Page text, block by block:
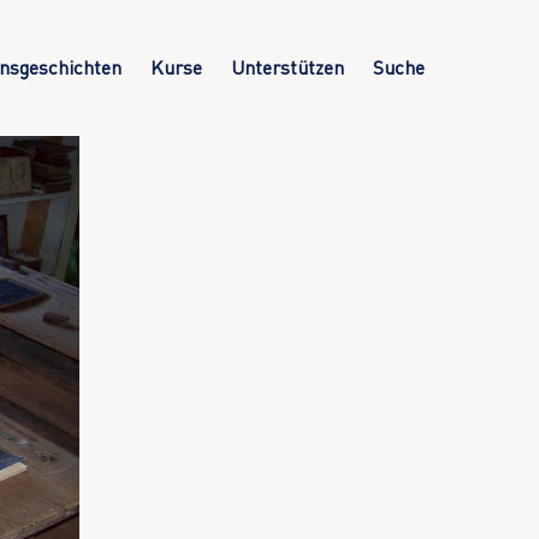
Kurse Unterstützen Suche